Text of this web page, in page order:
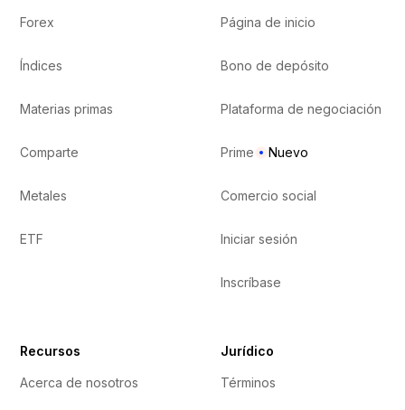
Forex
Índices
Materias primas
Comparte
Metales
ETF
Página de inicio
Bono de depósito
Plataforma de negociación
Prime Nuevo
Comercio social
Iniciar sesión
Inscríbase
Recursos
Acerca de nosotros
Jurídico
Términos